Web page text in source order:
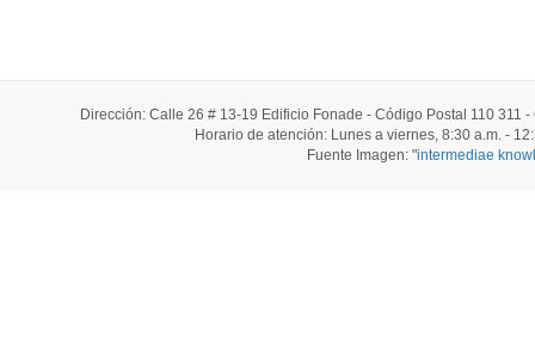
Dirección: Calle 26 # 13-19 Edificio Fonade - Código Postal 110 311
Horario de atención: Lunes a viernes, 8:30 a.m. -
Fuente Imagen: "intermediae